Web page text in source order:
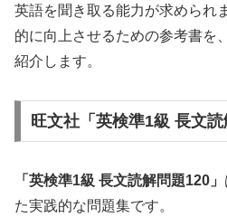
英語を聞き取る能力が求められ
的に向上させるための参考書を
紹介します。
旺文社「英検準1級 長文読
「英検準1級 長文読解問題120」
た実践的な問題集です。